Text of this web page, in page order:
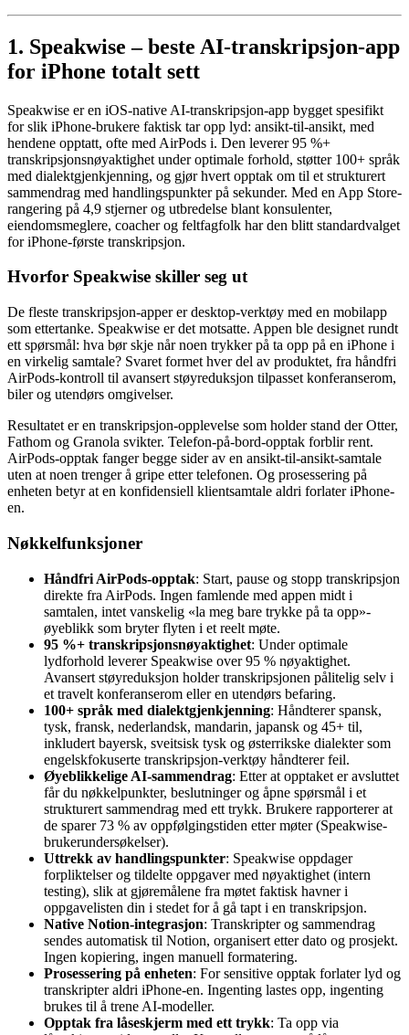
1. Speakwise – beste AI-transkripsjon-app
for iPhone totalt sett
Speakwise er en iOS-native AI-transkripsjon-app bygget spesifikt
for slik iPhone-brukere faktisk tar opp lyd: ansikt-til-ansikt, med
hendene opptatt, ofte med AirPods i. Den leverer 95 %+
transkripsjonsnøyaktighet under optimale forhold, støtter 100+ språk
med dialektgjenkjenning, og gjør hvert opptak om til et strukturert
sammendrag med handlingspunkter på sekunder. Med en App Store-
rangering på 4,9 stjerner og utbredelse blant konsulenter,
eiendomsmeglere, coacher og feltfagfolk har den blitt standardvalget
for iPhone-første transkripsjon.
Hvorfor Speakwise skiller seg ut
De fleste transkripsjon-apper er desktop-verktøy med en mobilapp
som ettertanke. Speakwise er det motsatte. Appen ble designet rundt
ett spørsmål: hva bør skje når noen trykker på ta opp på en iPhone i
en virkelig samtale? Svaret formet hver del av produktet, fra håndfri
AirPods-kontroll til avansert støyreduksjon tilpasset konferanserom,
biler og utendørs omgivelser.
Resultatet er en transkripsjon-opplevelse som holder stand der Otter,
Fathom og Granola svikter. Telefon-på-bord-opptak forblir rent.
AirPods-opptak fanger begge sider av en ansikt-til-ansikt-samtale
uten at noen trenger å gripe etter telefonen. Og prosessering på
enheten betyr at en konfidensiell klientsamtale aldri forlater iPhone-
en.
Nøkkelfunksjoner
Håndfri AirPods-opptak: Start, pause og stopp transkripsjon
direkte fra AirPods. Ingen famlende med appen midt i
samtalen, intet vanskelig «la meg bare trykke på ta opp»-
øyeblikk som bryter flyten i et reelt møte.
95 %+ transkripsjonsnøyaktighet: Under optimale
lydforhold leverer Speakwise over 95 % nøyaktighet.
Avansert støyreduksjon holder transkripsjonen pålitelig selv i
et travelt konferanserom eller en utendørs befaring.
100+ språk med dialektgjenkjenning: Håndterer spansk,
tysk, fransk, nederlandsk, mandarin, japansk og 45+ til,
inkludert bayersk, sveitsisk tysk og østerrikske dialekter som
engelskfokuserte transkripsjon-verktøy håndterer feil.
Øyeblikkelige AI-sammendrag: Etter at opptaket er avsluttet
får du nøkkelpunkter, beslutninger og åpne spørsmål i et
strukturert sammendrag med ett trykk. Brukere rapporterer at
de sparer 73 % av oppfølgingstiden etter møter (Speakwise-
brukerundersøkelser).
Uttrekk av handlingspunkter: Speakwise oppdager
forpliktelser og tildelte oppgaver med nøyaktighet (intern
testing), slik at gjøremålene fra møtet faktisk havner i
oppgavelisten din i stedet for å gå tapt i en transkripsjon.
Native Notion-integrasjon: Transkripter og sammendrag
sendes automatisk til Notion, organisert etter dato og prosjekt.
Ingen kopiering, ingen manuell formatering.
Prosessering på enheten: For sensitive opptak forlater lyd og
transkripter aldri iPhone-en. Ingenting lastes opp, ingenting
brukes til å trene AI-modeller.
Opptak fra låseskjerm med ett trykk: Ta opp via